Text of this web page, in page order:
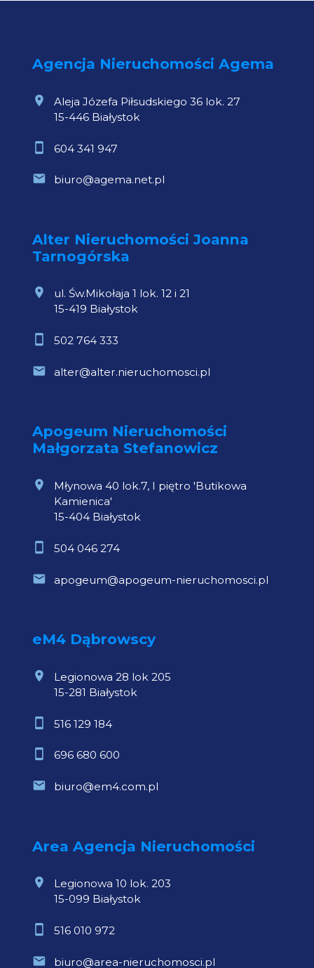
Agencja Nieruchomości Agema
Aleja Józefa Piłsudskiego 36 lok. 27
15-446 Białystok
604 341 947
biuro@agema.net.pl
Alter Nieruchomości Joanna
Tarnogórska
ul. Św.Mikołaja 1 lok. 12 i 21
15-419 Białystok
502 764 333
alter@alter.nieruchomosci.pl
Apogeum Nieruchomości
Małgorzata Stefanowicz
Młynowa 40 lok.7, I piętro 'Butikowa
Kamienica'
15-404 Białystok
504 046 274
apogeum@apogeum-nieruchomosci.pl
eM4 Dąbrowscy
Legionowa 28 lok 205
15-281 Białystok
516 129 184
696 680 600
biuro@em4.com.pl
Area Agencja Nieruchomości
Legionowa 10 lok. 203
15-099 Białystok
516 010 972
biuro@area-nieruchomosci.pl